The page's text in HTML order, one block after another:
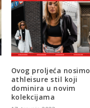
Ovog proljeća nosimo
athleisure stil koji
dominira u novim
kolekcijama